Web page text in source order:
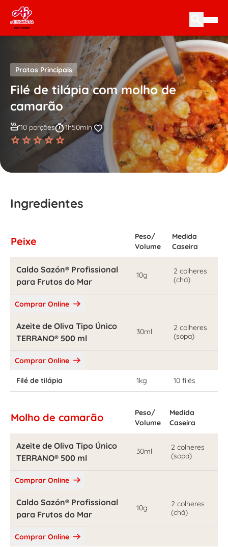
Skip to content
Pratos Principais
Filé de tilápia com molho de
camarão
10 porções 1h50min
Ingredientes
Peixe
Peso/
Volume
Medida
Caseira
Caldo Sazón® Profissional
para Frutos do Mar
10g
2 colheres
(chá)
Comprar Online
Azeite de Oliva Tipo Único
TERRANO® 500 ml
30ml
2 colheres
(sopa)
Comprar Online
Filé de tilápia 1kg 10 filés
Molho de camarão
Peso/
Volume
Medida
Caseira
Azeite de Oliva Tipo Único
TERRANO® 500 ml
30ml
2 colheres
(sopa)
Comprar Online
Caldo Sazón® Profissional
para Frutos do Mar
10g
2 colheres
(chá)
Comprar Online